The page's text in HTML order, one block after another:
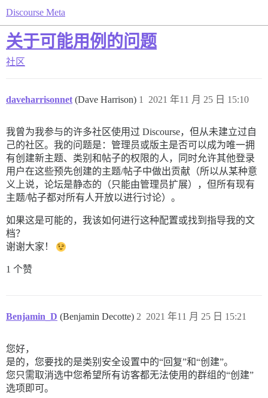
Discourse Meta
关于可能用例的问题
社区
daveharrisonnet (Dave Harrison) 2021 年11 月 25 日 15:10
1
我曾为我参与的许多社区使用过 Discourse，但从未建立过自
己的社区。我的问题是：管理员或版主是否可以成为唯一拥
有创建新主题、类别和帖子的权限的人，同时允许其他登录
用户在这些预先创建的主题/帖子中做出贡献（所以从某种意
义上说，论坛是静态的（只能由管理员扩展），但所有现有
主题/帖子都对所有人开放以进行讨论）。
如果这是可能的，我该如何进行这种配置或找到指导我的文
档？
谢谢大家！
1 个赞
Benjamin_D (Benjamin Decotte) 2021 年11 月 25 日 15:21
2
您好，
是的，您要找的是类别安全设置中的“回复”和“创建”。
您只需取消选中您希望所有访客都无法使用的群组的“创建”
选项即可。